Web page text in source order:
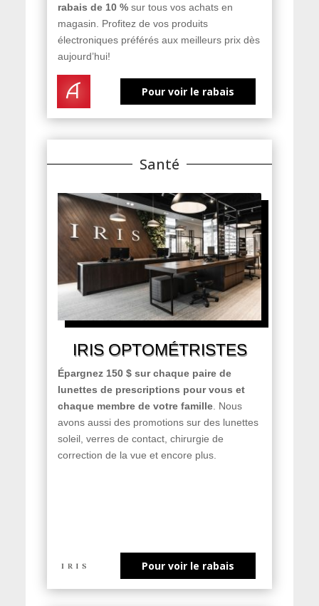
rabais de 10 %sur tous vos achats en
magasin. Profitez de vos produits
électroniques préférés aux meilleurs prix dès
aujourd’hui!
Pour voir le rabais
Santé
IRIS OPTOMÉTRISTES
Épargnez 150 $ sur chaque paire de
lunettes de prescriptions pour vous et
chaque membre de votre famille. Nous
avons aussi des promotions sur des lunettes
soleil, verres de contact, chirurgie de
correction de la vue et encore plus.
Pour voir le rabais